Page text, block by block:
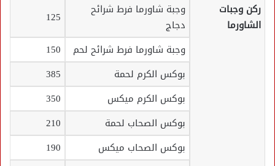
ركن وجبات
الشاورما
وجبة شاورما فرط شرائح
دجاج
125
وجبة شاورما فرط شرائح لحم
150
بوكس الكرم لحمة
385
بوكس الكرم ميكس
350
بوكس الصحاب لحمة
210
بوكس الصحاب ميكس
190